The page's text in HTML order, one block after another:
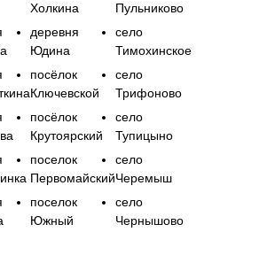
Холкина
деревня
Юдина
посёлок
Ключевской
посёлок
Крутоярский
поселок
Первомайский
поселок
Южный
Пульниково
село
Тимохинское
село
Трифоново
село
Тупицыно
село
Черемыш
село
Чернышово